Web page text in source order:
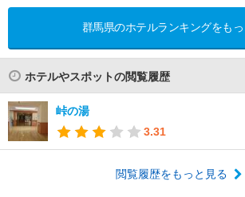
群馬県のホテルランキングをも
ホテルやスポットの閲覧履歴
峠の湯
3.31
閲覧履歴をもっと見る